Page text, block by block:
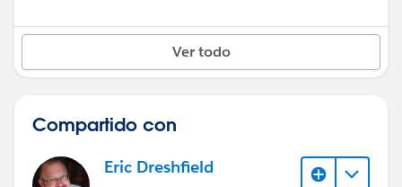
Ver todo
Compartido con
Eric Dreshfield